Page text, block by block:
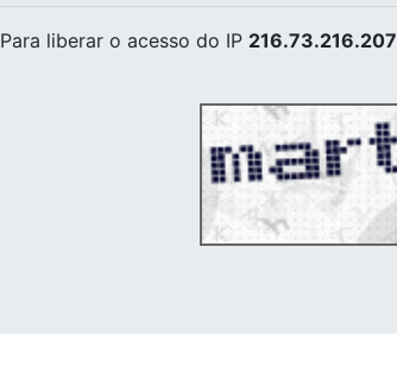
Para liberar o acesso do IP 216.73.216.207